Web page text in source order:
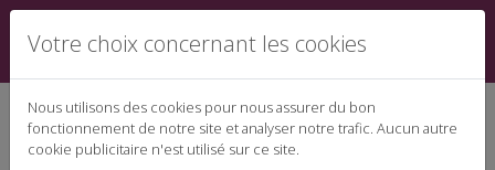
Votre choix concernant les cookies
Nous utilisons des cookies pour nous assurer du bon
fonctionnement de notre site et analyser notre trafic. Aucun autre
cookie publicitaire n'est utilisé sur ce site.